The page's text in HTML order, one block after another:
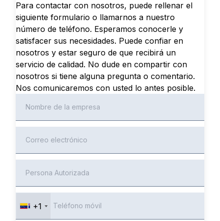
Para contactar con nosotros, puede rellenar el
siguiente formulario o llamarnos a nuestro
número de teléfono. Esperamos conocerle y
satisfacer sus necesidades. Puede confiar en
nosotros y estar seguro de que recibirá un
servicio de calidad. No dude en compartir con
nosotros si tiene alguna pregunta o comentario.
Nos comunicaremos con usted lo antes posible.
+1